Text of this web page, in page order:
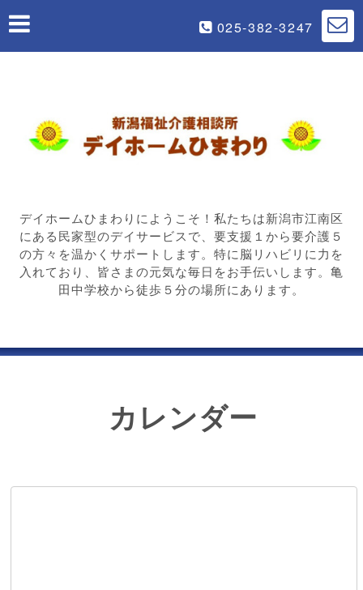
025-382-3247
デイホームひまわりにようこそ！私たちは新潟市江南区
にある民家型のデイサービスで、要支援１から要介護５
の方々を温かくサポートします。特に脳リハビリに力を
入れており、皆さまの元気な毎日をお手伝いします。亀
田中学校から徒歩５分の場所にあります。
カレンダー